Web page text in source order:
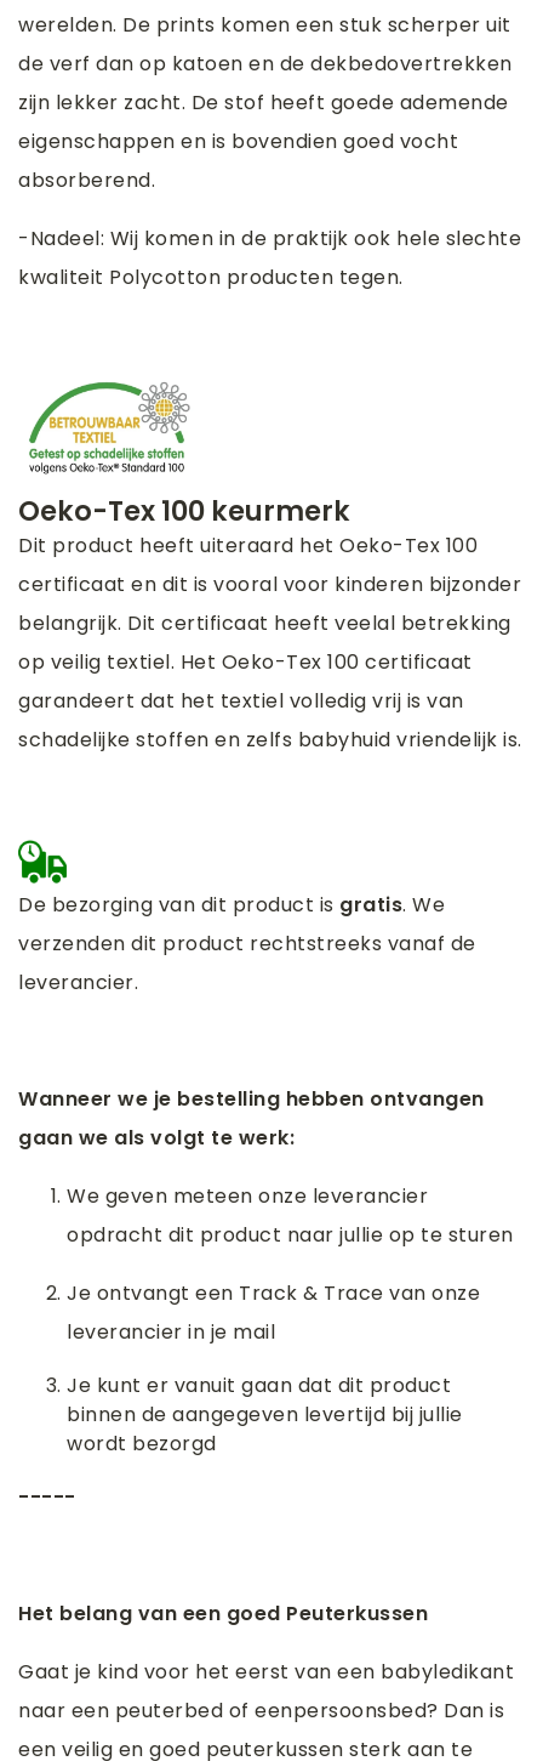
werelden. De prints komen een stuk scherper uit
de verf dan op katoen en de dekbedovertrekken
zijn lekker zacht. De stof heeft goede ademende
eigenschappen en is bovendien goed vocht
absorberend.
-Nadeel: Wij komen in de praktijk ook hele slechte
kwaliteit Polycotton producten tegen.
Oeko-Tex 100 keurmerk
Dit product heeft uiteraard het Oeko-Tex 100
certificaat en dit is vooral voor kinderen bijzonder
belangrijk. Dit certificaat heeft veelal betrekking
op veilig textiel. Het Oeko-Tex 100 certificaat
garandeert dat het textiel volledig vrij is van
schadelijke stoffen en zelfs babyhuid vriendelijk is.
De bezorging van dit product is gratis. We
verzenden dit product rechtstreeks vanaf de
leverancier.
Wanneer we je bestelling hebben ontvangen
gaan we als volgt te werk:
We geven meteen onze leverancier
opdracht dit product naar jullie op te sturen
Je ontvangt een Track & Trace van onze
leverancier in je mail
Je kunt er vanuit gaan dat dit product
binnen de aangegeven levertijd bij jullie
wordt bezorgd
-----
Het belang van een goed Peuterkussen
Gaat je kind voor het eerst van een babyledikant
naar een peuterbed of eenpersoonsbed? Dan is
een veilig en goed peuterkussen sterk aan te